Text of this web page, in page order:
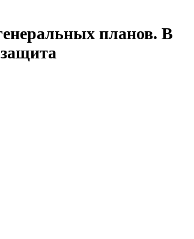
планов. В